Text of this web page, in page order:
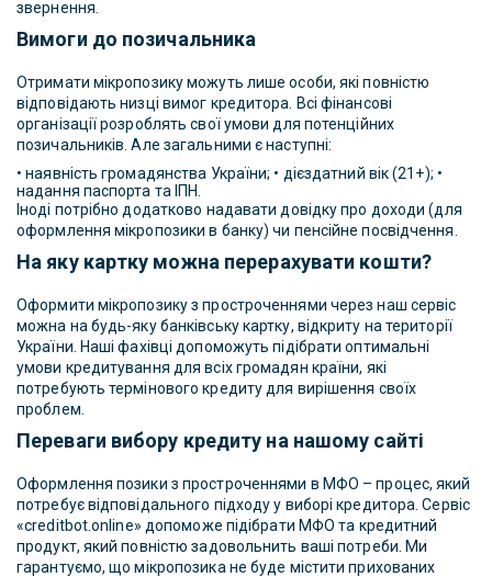
звернення.
Вимоги до позичальника
Отримати мікропозику можуть лише особи, які повністю
відповідають низці вимог кредитора. Всі фінансові
організації розроблять свої умови для потенційних
позичальників. Але загальними є наступні:
• наявність громадянства України; • дієздатний вік (21+); •
надання паспорта та ІПН.
Іноді потрібно додатково надавати довідку про доходи (для
оформлення мікропозики в банку) чи пенсійне посвідчення.
На яку картку можна перерахувати кошти?
Оформити мікропозику з простроченнями через наш сервіс
можна на будь-яку банківську картку, відкриту на території
України. Наші фахівці допоможуть підібрати оптимальні
умови кредитування для всіх громадян країни, які
потребують термінового кредиту для вирішення своїх
проблем.
Переваги вибору кредиту на нашому сайті
Оформлення позики з простроченнями в МФО – процес, який
потребує відповідального підходу у виборі кредитора. Сервіс
«creditbot.online» допоможе підібрати МФО та кредитний
продукт, який повністю задовольнить ваші потреби. Ми
гарантуємо, що мікропозика не буде містити прихованих